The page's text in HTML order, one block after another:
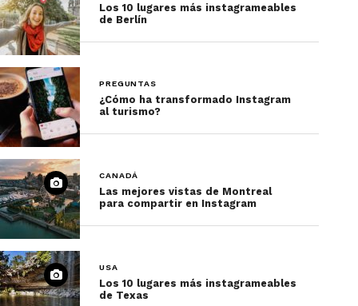
Los 10 lugares más instagrameables
de Berlín
PREGUNTAS
¿Cómo ha transformado Instagram
al turismo?
CANADÁ
Las mejores vistas de Montreal
para compartir en Instagram
USA
Los 10 lugares más instagrameables
de Texas